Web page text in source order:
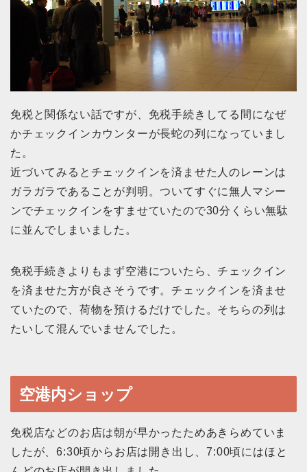
免税と関係ない話ですが、免税手続きしてる間になぜ
かチェックインカウンターが長蛇の列になっていまし
た。
近づいてみるとチェックインを済ませた人のレーンは
ガラガラであることが判明。ついてすぐに無人マシー
ンでチェックインをすませていたので30分くらい無駄
に並んでしまいました。
免税手続きよりもまず空港についたら、チェックイン
を済ませた方が良さそうです。チェックインを済ませ
ていたので、荷物を預けるだけでした。そちらの列は
たいして混んでいませんでした。
空港内ショップ
免税店などのお店は朝が早かったためあきらめていま
したが、6:30頃からお店は開き出し、7:00頃にはほと